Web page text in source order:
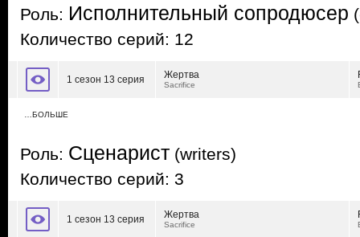
Роль: Исполнительный сопродюсер
Количество серий: 12
1 сезон 13 серия Жертва
Sacrifice
…БОЛЬШЕ
Роль: Сценарист (writers)
Количество серий: 3
1 сезон 13 серия Жертва
Sacrifice